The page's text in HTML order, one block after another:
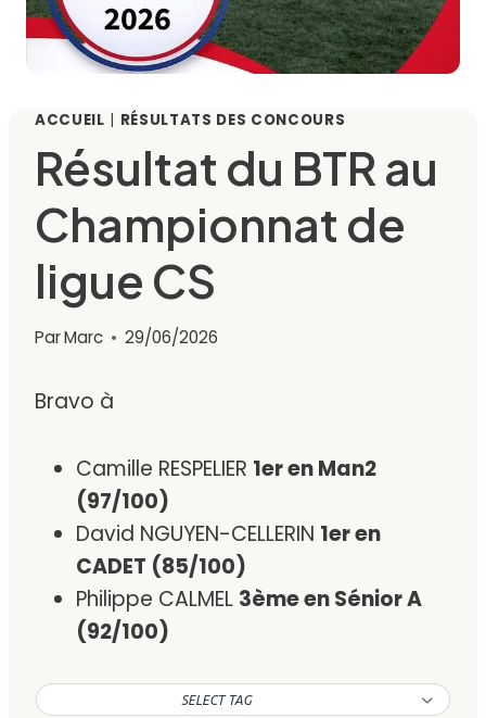
ACCUEIL | RÉSULTATS DES CONCOURS
Résultat du BTR au
Championnat de
ligue CS
ParMarc 29/06/2026
Bravo à
Camille RESPELIER 1er en Man2
(97/100)
David NGUYEN-CELLERIN 1er en
CADET (85/100)
Philippe CALMEL 3ème en Sénior A
(92/100)
SELECT TAG